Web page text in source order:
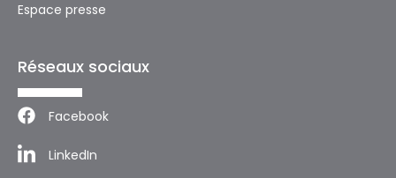
Espace presse
Réseaux sociaux
Facebook
LinkedIn